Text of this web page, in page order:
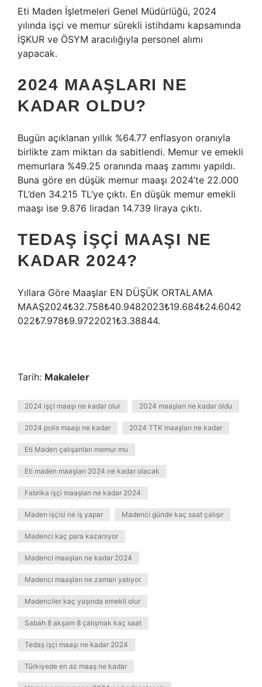
Eti Maden İşletmeleri Genel Müdürlüğü, 2024
yılında işçi ve memur sürekli istihdamı kapsamında
İŞKUR ve ÖSYM aracılığıyla personel alımı
yapacak.
2024 MAAŞLARI NE
KADAR OLDU?
Bugün açıklanan yıllık %64.77 enflasyon oranıyla
birlikte zam miktarı da sabitlendi. Memur ve emekli
memurlara %49.25 oranında maaş zammı yapıldı.
Buna göre en düşük memur maaşı 2024’te 22.000
TL’den 34.215 TL’ye çıktı. En düşük memur emekli
maaşı ise 9.876 liradan 14.739 liraya çıktı.
TEDAŞ IŞÇI MAAŞI NE
KADAR 2024?
Yıllara Göre Maaşlar EN DÜŞÜK ORTALAMA
MAAŞ2024₺32.758₺40.9482023₺19.684₺24.6042
022₺7.978₺9.9722021₺3.38844.
Tarih: Makaleler
2024 işçi maaşı ne kadar olur 2024 maaşları ne kadar oldu
2024 polis maaşı ne kadar 2024 TTK maaşları ne kadar
Eti Maden çalışanları memur mu
Eti maden maaşları 2024 ne kadar olacak
Fabrika işçi maaşları ne kadar 2024
Maden işçisi ne iş yapar Madenci günde kaç saat çalışır
Madenci kaç para kazanıyor
Madenci maaşları ne kadar 2024
Madenci maaşları ne zaman yatıyor
Madenciler kaç yaşında emekli olur
Sabah 8 akşam 8 çalışmak kaç saat
Tedaş işçi maaşı ne kadar 2024
Türkiyede en az maaş ne kadar